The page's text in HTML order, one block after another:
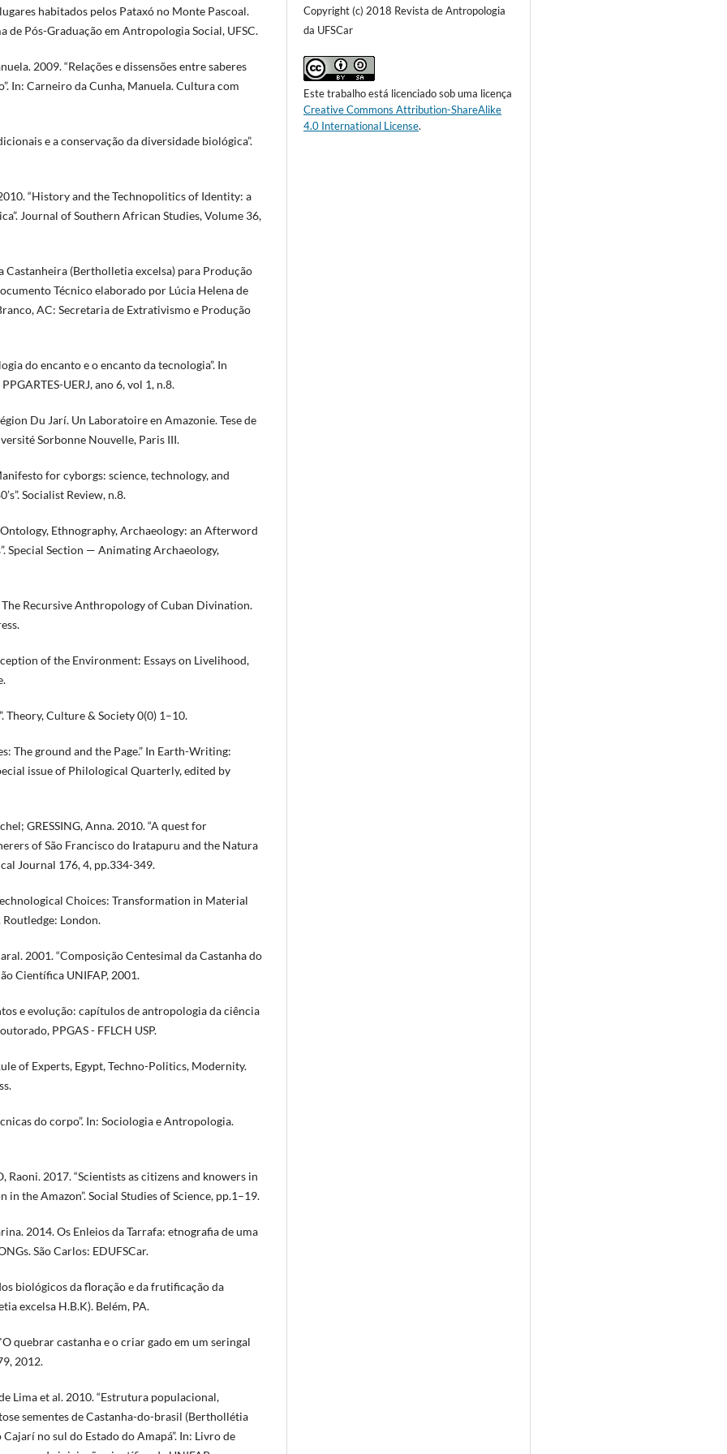
habitados pelos Pataxó no Monte Pascoal.
de Pós-Graduação em Antropologia Social, UFSC.
2009. “Relações e dissensões entre saberes
In: Carneiro da Cunha, Manuela. Cultura com
e a conservação da diversidade biológica”.
“History and the Technopolitics of Identity: a
Journal of Southern African Studies, Volume 36,
Castanheira (Bertholletia excelsa) para Produção
Técnico elaborado por Lúcia Helena de
AC: Secretaria de Extrativismo e Produção
do encanto e o encanto da tecnologia”. In
UERJ, ano 6, vol 1, n.8.
Du Jarí. Un Laboratoire en Amazonie. Tese de
Sorbonne Nouvelle, Paris III.
for cyborgs: science, technology, and
Socialist Review, n.8.
Ethnography, Archaeology: an Afterword
Special Section — Animating Archaeology,
The Recursive Anthropology of Cuban Divination.
of the Environment: Essays on Livelihood,
Theory, Culture & Society 0(0) 1–10.
The ground and the Page.” In Earth-Writing:
issue of Philological Quarterly, edited by
GRESSING, Anna. 2010. “A quest for
of São Francisco do Iratapuru and the Natura
Journal 176, 4, pp.334-349.
Choices: Transformation in Material
London.
2001. “Composição Centesimal da Castanha do
Científica UNIFAP, 2001.
e evolução: capítulos de antropologia da ciência
PPGAS - FFLCH USP.
of Experts, Egypt, Techno-Politics, Modernity.
do corpo”. In: Sociologia e Antropologia.
Raoni. 2017. “Scientists as citizens and knowers in
the Amazon”. Social Studies of Science, pp.1–19.
2014. Os Enleios da Tarrafa: etnografia de uma
São Carlos: EDUFSCar.
biológicos da floração e da frutificação da
excelsa H.B.K). Belém, PA.
quebrar castanha e o criar gado em um seringal
2012.
Lima et al. 2010. “Estrutura populacional,
sementes de Castanha-do-brasil (Berthollétia
Cajarí no sul do Estado do Amapá”. In: Livro de
Copyright (c) 2018 Revista de Antropologia
da UFSCar
Este trabalho está licenciado sob uma licença
Creative Commons Attribution-ShareAlike
4.0 International License.